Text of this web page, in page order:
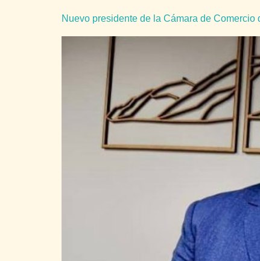
Nuevo presidente de la Cámara de